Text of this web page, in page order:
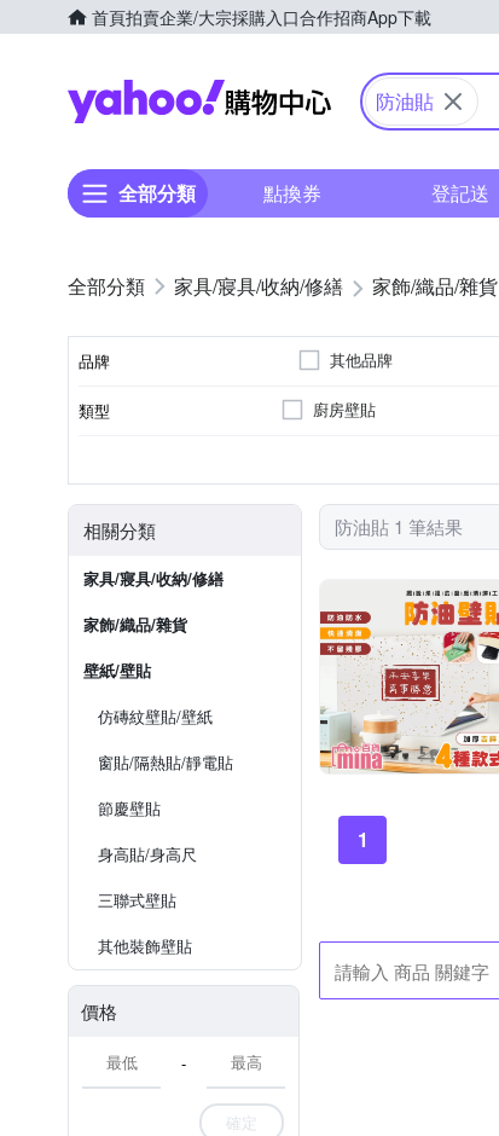
首頁拍賣企業/大宗採購入口合作招商App下載
Yahoo購物中心
防油貼
全部分類 點換券 登記送
家具/寢具/收納/修繕 家飾/織品/雜貨
品牌 其他品牌
類型 廚房壁貼
相關分類
家具/寢具/收納/修繕
家飾/織品/雜貨
壁紙/壁貼
仿磚紋壁貼/壁紙
窗貼/隔熱貼/靜電貼
節慶壁貼
身高貼/身高尺
三聯式壁貼
其他裝飾壁貼
價格
-
確定
防油貼 1 筆結果
1